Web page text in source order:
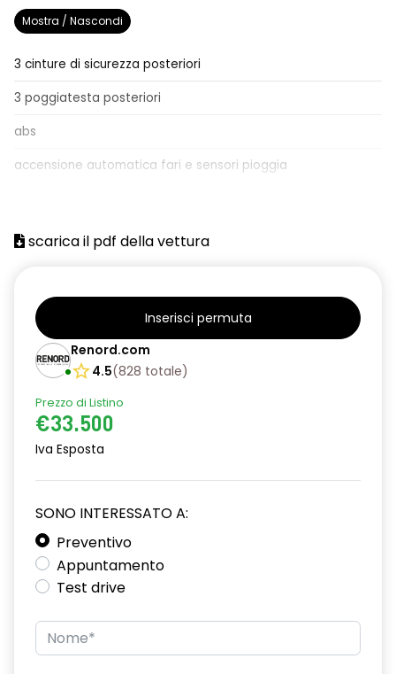
Mostra / Nascondi
3 cinture di sicurezza posteriori
3 poggiatesta posteriori
abs
accensione automatica fari e sensori pioggia
Aggiornamento del sistema, incluso per 5 anni
airbag laterali a tendina anteriori e posteriori
alzacristalli posteriori elettrici impulsionali
assistenza alla frenata d'emergenza
attacco isofix
azacristalli anteriori elettrici e impulsionali
keeping assist
caricatore smartphone a induzione
cartografia standard
climatizzatore automatico
design esterno specifico esprit Alpine
design interno specifico esprit Alpine
scarica il pdf della vettura
Inserisci permuta
Renord.com
4.5(828 totale)
Prezzo di Listino
€33.500
Iva Esposta
SONO INTERESSATO A:
Preventivo
Appuntamento
Test drive